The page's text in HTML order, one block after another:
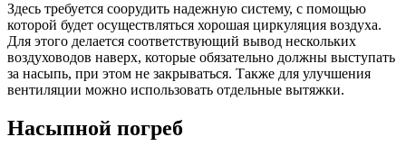
Здесь требуется соорудить надежную систему, с помощью
которой будет осуществляться хорошая циркуляция воздуха.
Для этого делается соответствующий вывод нескольких
воздуховодов наверх, которые обязательно должны выступать
за насыпь, при этом не закрываться. Также для улучшения
вентиляции можно использовать отдельные вытяжки.
Насыпной погреб